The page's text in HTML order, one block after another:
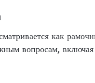
как
вопросам,